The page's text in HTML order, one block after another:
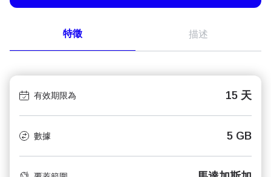
特徵 描述
有效期限為 15 天
數據 5 GB